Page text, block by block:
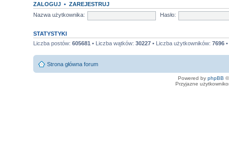
ZALOGUJ • ZAREJESTRUJ
Nazwa użytkownika:
Hasło:
STATYSTYKI
Liczba postów: 605681 • Liczba wątków: 30227 • Liczba użytkowników: 7696
Strona główna forum
Powered by phpBB
Przyjazne